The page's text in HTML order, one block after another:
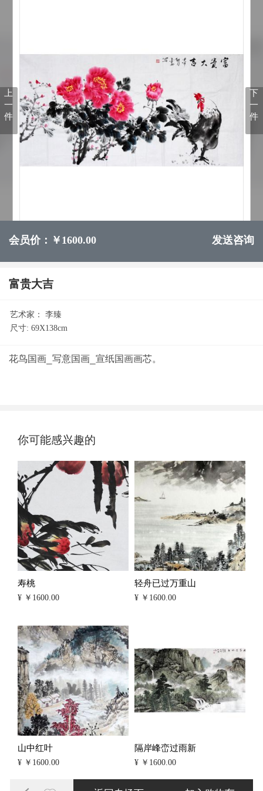
上
一
件
下
一
件
会员价：￥1600.00 发送咨询
富贵大吉
艺术家：
李臻
尺寸: 69X138cm
你可能感兴趣的
寿桃
¥ ￥1600.00
轻舟已过万重山
¥ ￥1600.00
山中红叶
¥ ￥1600.00
隔岸峰峦过雨新
¥ ￥1600.00